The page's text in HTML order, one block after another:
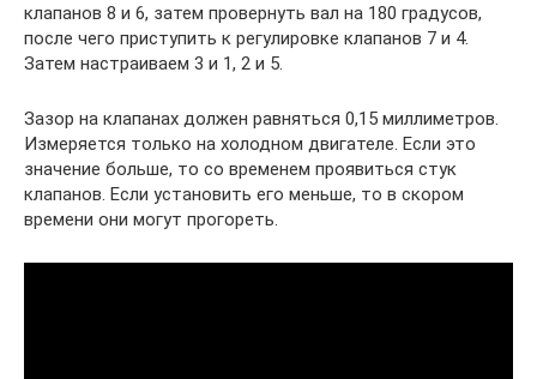
клапанов 8 и 6, затем провернуть вал на 180 градусов,
после чего приступить к регулировке клапанов 7 и 4.
Затем настраиваем 3 и 1, 2 и 5.
Зазор на клапанах должен равняться 0,15 миллиметров.
Измеряется только на холодном двигателе. Если это
значение больше, то со временем проявиться стук
клапанов. Если установить его меньше, то в скором
времени они могут прогореть.